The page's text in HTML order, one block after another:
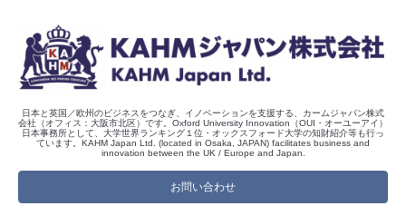
日本と英国／欧州のビジネスをつなぎ、イノベーションを支援する、カームジャパン株式
会社（オフィス：大阪市北区）です。Oxford University Innovation（OUI・オーユーアイ）
日本事務所として、大学世界ランキング１位・オックスフォード大学の知財紹介等も行っ
ています。KAHM Japan Ltd. (located in Osaka, JAPAN) facilitates business and
innovation between the UK / Europe and Japan.
お問い合わせ